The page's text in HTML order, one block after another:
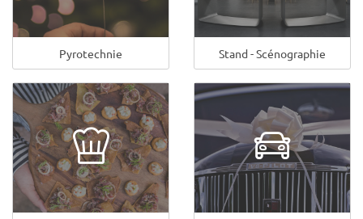
Pyrotechnie Stand - Scénographie